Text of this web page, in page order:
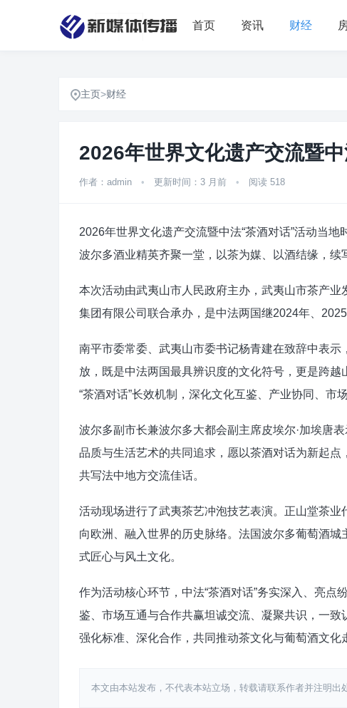
首页 资讯 财经
主页>财经
2026年世界文化遗产交流暨
作者：admin • 更新时间：3 月前 • 阅读 518
2026年世界文化遗产交流暨中法“茶酒对话”活动当
波尔多酒业精英齐聚一堂，以茶为媒、以酒结缘，续
本次活动由武夷山市人民政府主办，武夷山市茶产
集团有限公司联合承办，是中法两国继2024年、
南平市委常委、武夷山市委书记杨青建在致辞中表
放，既是中法两国最具辨识度的文化符号，更是跨
“茶酒对话”长效机制，深化文化互鉴、产业协同、市
波尔多副市长兼波尔多大都会副主席皮埃尔·加埃唐
品质与生活艺术的共同追求，愿以茶酒对话为新起
共写法中地方交流佳话。
活动现场进行了武夷茶艺冲泡技艺表演。正山堂茶
向欧洲、融入世界的历史脉络。法国波尔多葡萄酒
式匠心与风土文化。
作为活动核心环节，中法“茶酒对话”务实深入、亮
鉴、市场互通与合作共赢坦诚交流、凝聚共识，一致
强化标准、深化合作，共同推动茶文化与葡萄酒文化
本文由本站发布，不代表本站立场，转载请联系作者并注明